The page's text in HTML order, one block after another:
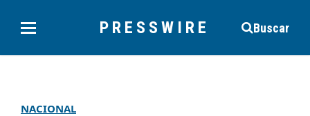
PRESSWIRE Buscar
NACIONAL